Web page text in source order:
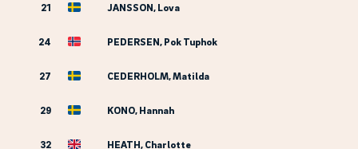
21 JANSSON, Lova
24 PEDERSEN, Pok Tuphok
27 CEDERHOLM, Matilda
29 KONO, Hannah
32 HEATH, Charlotte